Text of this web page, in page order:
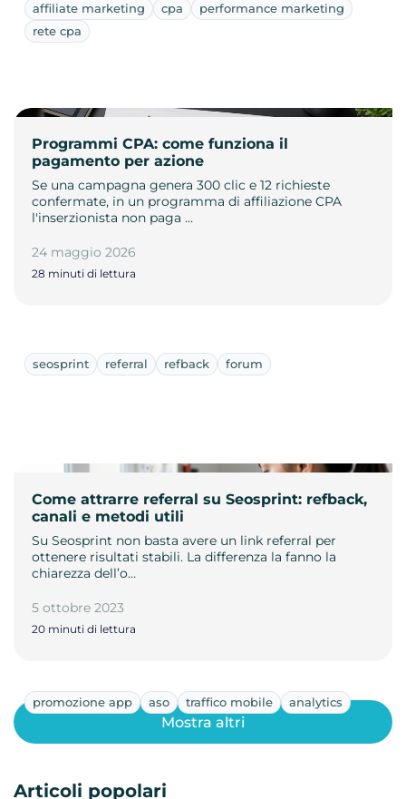
affiliate marketing cpa
performance marketing
rete cpa
Programmi CPA: come funziona il
pagamento per azione
Se una campagna genera 300 clic e 12 richieste
confermate, in un programma di affiliazione CPA
l'inserzionista non paga …
24 maggio 2026
28 minuti di lettura
seosprint referral refback forum
Come attrarre referral su Seosprint: refback,
canali e metodi utili
Su Seosprint non basta avere un link referral per
ottenere risultati stabili. La differenza la fanno la
chiarezza dell’o…
5 ottobre 2023
20 minuti di lettura
promozione app aso traffico mobile analytics
Mostra altri
Articoli popolari